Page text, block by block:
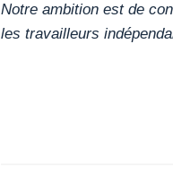
Notre ambition est de
les travailleurs